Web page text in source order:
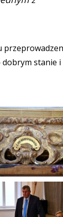
dobrym stanie i